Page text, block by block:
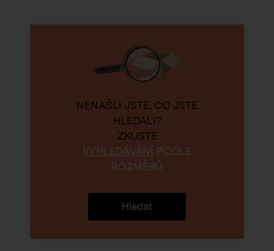
NENAŠLI JSTE, CO JSTE
HLEDALI?
ZKUSTE
VYHLEDÁVÁNÍ PODLE
ROZMĚRŮ
Hledat